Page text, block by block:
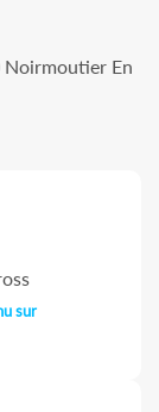
Noirmoutier En
sur